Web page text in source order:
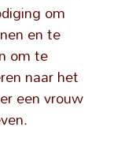
om
en te
om te
naar het
een vrouw